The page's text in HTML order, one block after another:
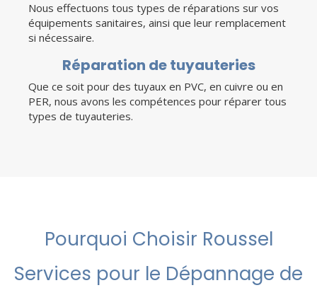
Nous effectuons tous types de réparations sur vos
équipements sanitaires, ainsi que leur remplacement
si nécessaire.
Réparation de tuyauteries
Que ce soit pour des tuyaux en PVC, en cuivre ou en
PER, nous avons les compétences pour réparer tous
types de tuyauteries.
Pourquoi Choisir Roussel
Services pour le Dépannage de